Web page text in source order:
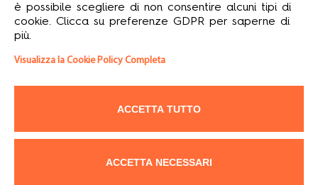
L’intero contenuto di questo sito web è tutelato da diritti d’autore o
di copyright 2025 riservati esclusivamente a Formula12 S.r.l. Con
modo di presentazione, la forma e le immagini soprattutto dei
diffusione e messa a disposizione del pubblico. Il contenuto del sito
commerciale. Alle violazioni si applicano le sanzioni previste dalla
è possibile scegliere di non consentire alcuni tipi di
cookie. Clicca su preferenze GDPR per saperne di
più.
Visualizza la Cookie Policy Completa
ACCETTA TUTTO
ACCETTA NECESSARI